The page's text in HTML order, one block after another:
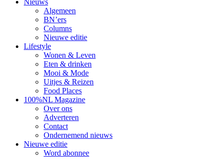
Algemeen
BN’ers
Columns
Nieuwe editie
Lifestyle
Wonen & Leven
Eten & drinken
Mooi & Mode
Uitjes & Reizen
Food Places
100%NL Magazine
Over ons
Adverteren
Contact
Ondernemend nieuws
Nieuwe editie
Word abonnee